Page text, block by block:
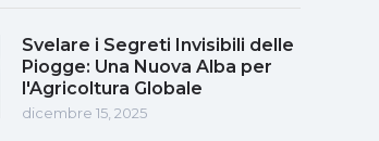
Svelare i Segreti Invisibili delle
Piogge: Una Nuova Alba per
l'Agricoltura Globale
dicembre 15, 2025